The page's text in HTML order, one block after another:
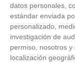
datos personales,
estándar enviada
personalizado,
investigación de
permiso, nosotros
localización